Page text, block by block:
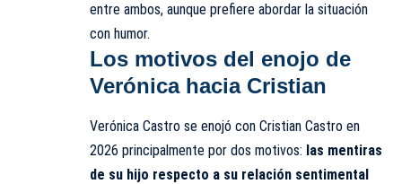
entre ambos, aunque prefiere abordar la situación
con humor.
Los motivos del enojo de
Verónica hacia Cristian
Verónica Castro se enojó con Cristian Castro en
2026 principalmente por dos motivos: las mentiras
de su hijo respecto a su relación sentimental